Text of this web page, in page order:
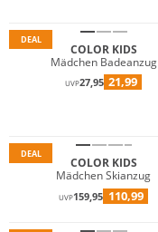
DEAL
COLOR KIDS
Mädchen Badeanzug
UVP27,95 21,99
DEAL
COLOR KIDS
Mädchen Skianzug
UVP159,95 110,99